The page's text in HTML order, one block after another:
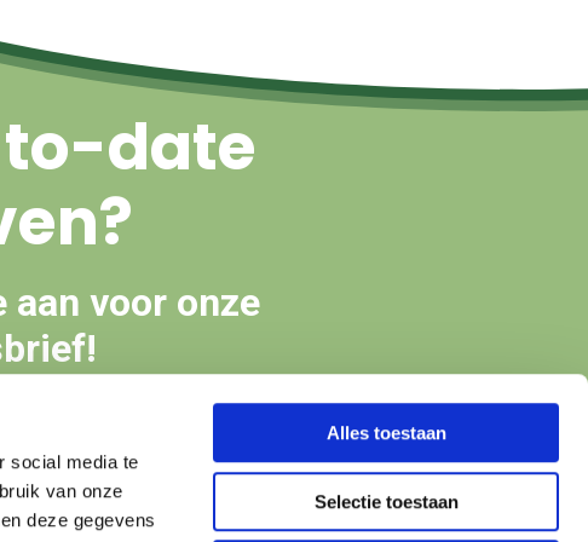
social media te
van onze
deze gegevens
Alles toestaan
Selectie toestaan
date
aan voor onze